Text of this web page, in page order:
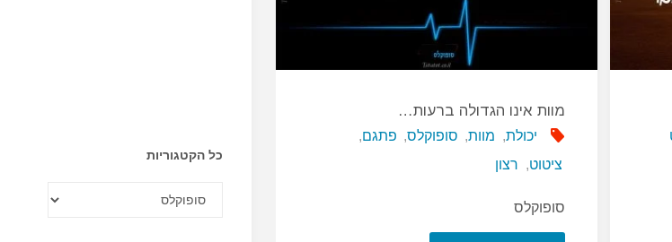
מוות אינו הגדולה ברעות…
יכולת, מוות, סופוקלס, פתגם,
ציטוט, רצון
סופוקלס
כל הקטגוריות
הקטגוריות